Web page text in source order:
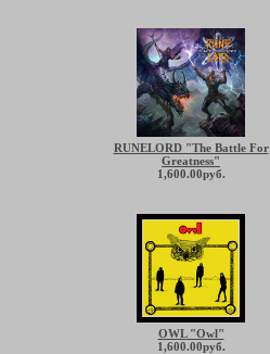
RUNELORD "The Battle For
Greatness"
1,600.00руб.
OWL "Owl"
1,600.00руб.